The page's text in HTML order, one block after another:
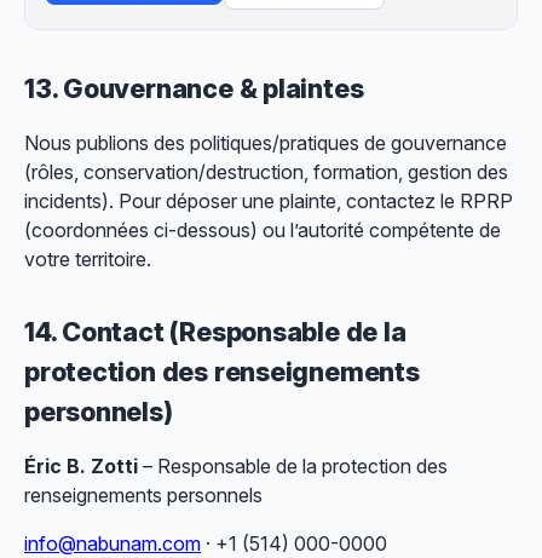
13. Gouvernance & plaintes
Nous publions des politiques/pratiques de gouvernance
(rôles, conservation/destruction, formation, gestion des
incidents). Pour déposer une plainte, contactez le RPRP
(coordonnées ci-dessous) ou l’autorité compétente de
votre territoire.
14. Contact (Responsable de la
protection des renseignements
personnels)
Éric B. Zotti – Responsable de la protection des
renseignements personnels
info@nabunam.com · +1 (514) 000-0000